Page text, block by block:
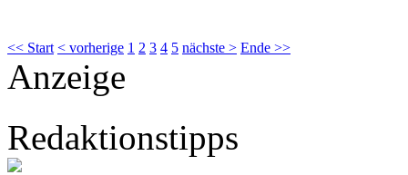
<< Start < vorherige 1 2 3 4 5 nächste > Ende >>
Anzeige
Redaktionstipps